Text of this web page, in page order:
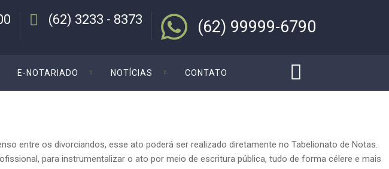
(62) 3233 - 8373 (62) 99999-6790
E-NOTARIADO NOTÍCIAS CONTATO
entre os divorciandos, esse ato poderá ser realizado diretamente no Tabelionato de Notas.
para instrumentalizar o ato por meio de escritura pública, tudo de forma célere e mais